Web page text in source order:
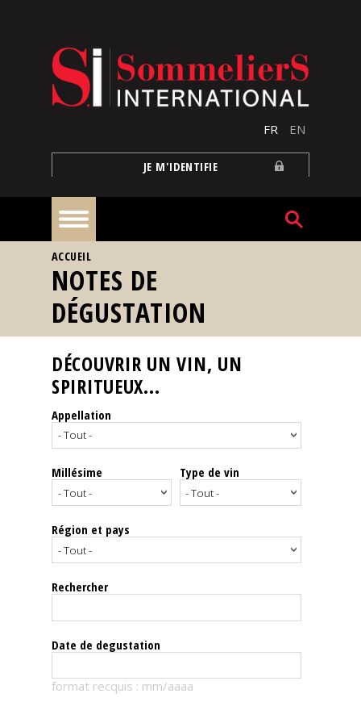
FR EN
JE M'IDENTIFIE
À
la
une
Reportages
Nos
Spiritueux
Notes
dégustation
Le
magazine
Télécharger
VOUS ÊTES ICI
ACCUEIL
NOTES DE
DÉGUSTATION
DÉCOUVRIR UN VIN, UN
SPIRITUEUX...
Appellation
Millésime Type de vin
Région et pays
Rechercher
Date de degustation
format recquis : mm/aaaa